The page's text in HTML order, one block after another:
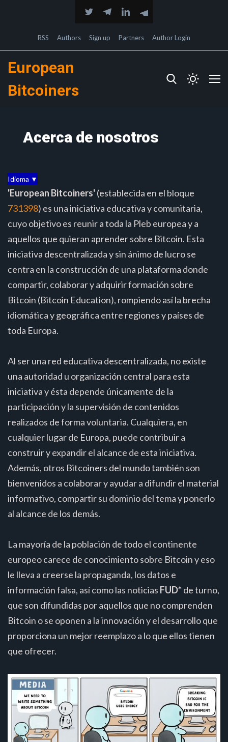
RSS Authors Sign up Partners Author Login
European
Bitcoiners
Acerca de nosotros
Idioma ▼
'European Bitcoiners'(establecida en el bloque
731398) es una iniciativa educativa y comunitaria,
cuyo objetivo es reunir a toda la Pleb europea y a
aquellos que quieran aprender sobre Bitcoin. Esta
iniciativa descentralizada y sin ánimo de lucro se
centra en la construcción de una plataforma donde
compartir, colaborar y adquirir formación sobre
Bitcoin (Bitcoin Education), rompiendo así la brecha
idiomática y geográfica entre regiones y países de
toda Europa.
Al ser una red educativa descentralizada, no existe
una autoridad u organización central para esta
iniciativa y ésta depende únicamente de la
participación y la supervisión de contenidos
realizados de forma voluntaria. Cualquiera, en
cualquier lugar de Europa, puede contribuir a
construir y expandir el alcance de esta iniciativa.
Además, otros Bitcoiners del mundo también son
bienvenidos a colaborar y ayudar a difundir el material
informativo, compartir su dominio del tema y ponerlo
al alcance de los demás.
La mayoría de la población de todo el continente
europeo carece de conocimiento sobre Bitcoin y eso
le lleva a creerse la propaganda, los datos e
información falsa, así como las noticias FUD* de turno,
que son difundidas por aquellos que no comprenden
Bitcoin o se oponen a la innovación y el desarrollo que
proporciona un mejor reemplazo a lo que ellos tienen
que ofrecer.